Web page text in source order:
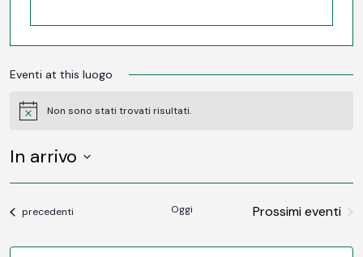
Eventi at this luogo
NoticeNon sono stati trovati risultati.
In arrivo
DATA.
Eventi
precedenti Oggi Prossimi eventi